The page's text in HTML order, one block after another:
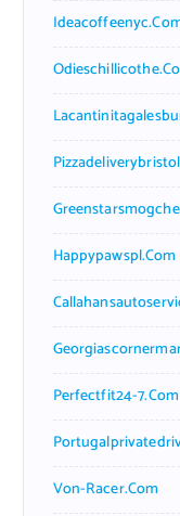
Happypawspl.com
Perfectfit24-7.com
Von-Racer.com